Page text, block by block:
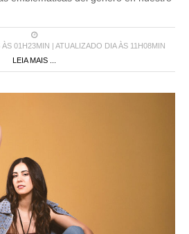
01H23MIN | ATUALIZADO DIA ÀS 11H08MIN
LEIA MAIS ...